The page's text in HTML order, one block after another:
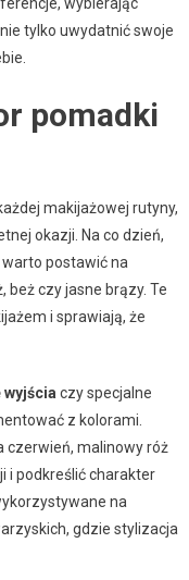
tylko uwydatnić swoje
pomadki
makijażowej rutyny,
okazji. Na co dzień,
postawić na
beż czy jasne brązy. Te
i sprawiają, że
czy specjalne
z kolorami.
czerwień, malinowy róż
i podkreślić charakter
na
gdzie stylizacja